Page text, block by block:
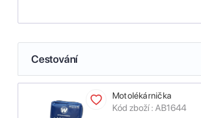
Cestování
Motolékárnička
Kód zboží : AB1644